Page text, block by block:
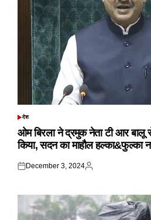
POSTED
देश
ओम बिरला ने द्रमुक नेता टी आर
किया, सदन का माहौल हल्का&फुल्का
Posted
December 3, 2024
Posted